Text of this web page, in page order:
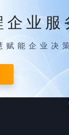
企业
赋能企业决